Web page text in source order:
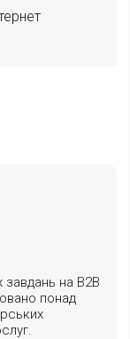
на B2B
понад